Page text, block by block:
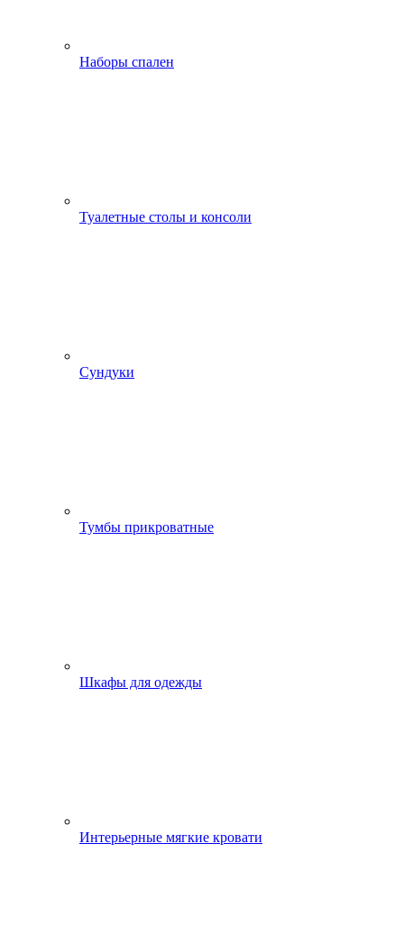
Наборы спален
Туалетные столы и консоли
Сундуки
Тумбы прикроватные
Шкафы для одежды
Интерьерные мягкие кровати